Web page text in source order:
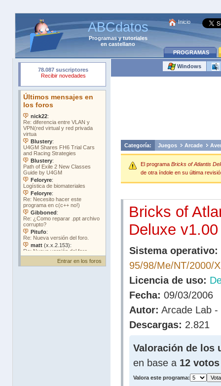
ABCdatos
Programasytutoriales
en castellano
Inicio
PROGRAMAS
Entrar en los foros
Windows
Categoría: Juegos Arcade
El programa Bricks of Atlantis
de otra índole en su última
Bricks of
Deluxe v1.00
Sistema operativo:
95/98/Me/NT/2000/
Licencia de uso:
Fecha: 09/03/2006
Autor: Arcade Lab
Descargas: 2.821
Valoración de los
en base a 12 votos
Valora este programa: